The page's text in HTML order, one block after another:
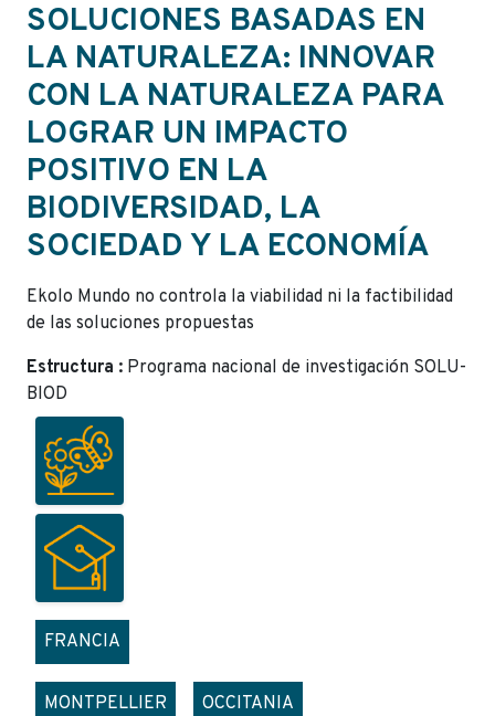
SOLUCIONES BASADAS EN
LA NATURALEZA: INNOVAR
CON LA NATURALEZA PARA
LOGRAR UN IMPACTO
POSITIVO EN LA
BIODIVERSIDAD, LA
SOCIEDAD Y LA ECONOMÍA
Ekolo Mundo no controla la viabilidad ni la factibilidad
de las soluciones propuestas
Estructura : Programa nacional de investigación SOLU-
BIOD
FRANCIA
MONTPELLIER OCCITANIA